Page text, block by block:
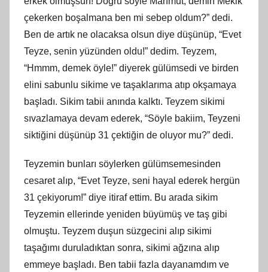
çekerken boşalmana ben mi sebep oldum?” dedi.
Ben de artık ne olacaksa olsun diye düşünüp, “Evet
Teyze, senin yüzünden oldu!” dedim. Teyzem,
“Hmmm, demek öyle!” diyerek gülümsedi ve birden
elini sabunlu sikime ve taşaklarıma atıp okşamaya
başladı. Sikim tabii anında kalktı. Teyzem sikimi
sıvazlamaya devam ederek, “Söyle bakiim, Teyzeni
siktiğini düşünüp 31 çektiğin de oluyor mu?” dedi.
Teyzemin bunları söylerken gülümsemesinden
cesaret alıp, “Evet Teyze, seni hayal ederek hergün
31 çekiyorum!” diye itiraf ettim. Bu arada sikim
Teyzemin ellerinde yeniden büyümüş ve taş gibi
olmuştu. Teyzem duşun süzgecini alıp sikimi
taşağımı duruladıktan sonra, sikimi ağzına alıp
emmeye başladı. Ben tabii fazla dayanamdım ve